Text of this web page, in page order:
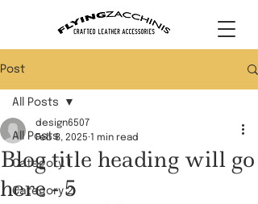
Post
All Posts
Category 1
Category 2
All Posts
Blog title heading will go
here - 5
design6507
Feb 8, 2025 1 min read